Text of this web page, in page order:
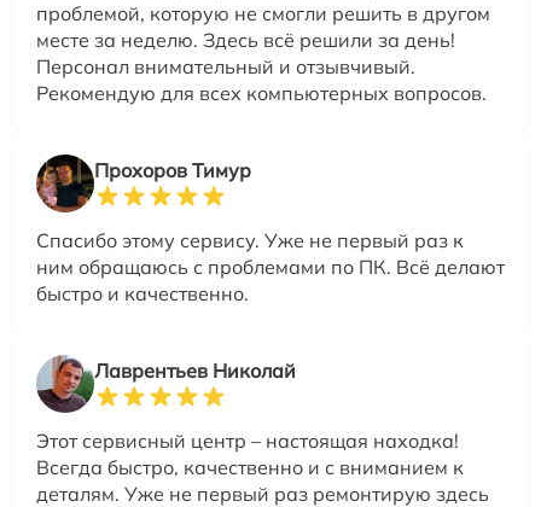
проблемой, которую не смогли решить в другом
месте за неделю. Здесь всё решили за день!
Персонал внимательный и отзывчивый.
Рекомендую для всех компьютерных вопросов.
Прохоров Тимур
Спасибо этому сервису. Уже не первый раз к
ним обращаюсь с проблемами по ПК. Всё делают
быстро и качественно.
Лаврентьев Николай
Этот сервисный центр – настоящая находка!
Всегда быстро, качественно и с вниманием к
деталям. Уже не первый раз ремонтирую здесь